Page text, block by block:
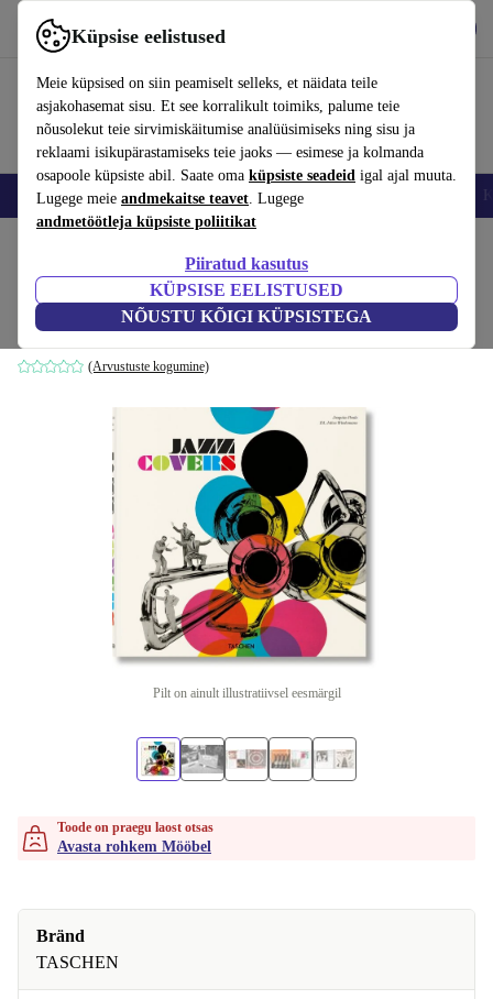
Küpsise eelistused
Meie küpsised on siin peamiselt selleks, et näidata teile
asjakohasemat sisu. Et see korralikult toimiks, palume teie
nõusolekut teie sirvimiskäitumise analüüsimiseks ning sisu ja
reklaami isikupärastamiseks teie jaoks — esimese ja kolmanda
osapoole küpsiste abil. Saate oma küpsiste seadeid igal ajal muuta.
Lugege meie andmekaitse teavet. Lugege
andmetöötleja küpsiste poliitikat
Piiratud kasutus
KÜPSISE EELISTUSED
NÕUSTU KÕIGI KÜPSISTEGA
Kasuta rakendust refurbed kiirelt ja lihtsalt
Nutitelefoni Sülearvutid Tahvelarvutid Nutikellad
Jazz Covers
valge
(Arvustuste kogumine)
Pilt on ainult illustratiivsel eesmärgil
Toode on praegu laost otsas
Avasta rohkem Mööbel
Bränd
TASCHEN